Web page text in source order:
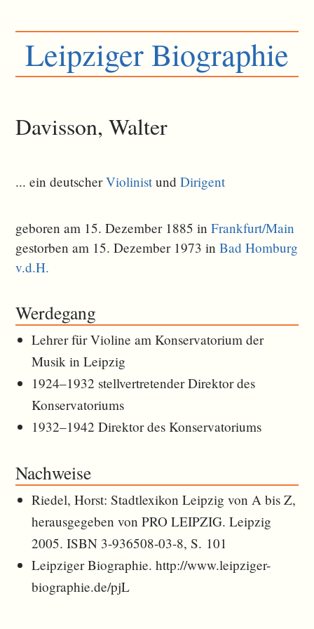
Leipziger Biographie
Davisson, Walter
... ein deutscherViolinist undDirigent
geboren am 15. Dezember 1885 inFrankfurt/Main
gestorben am 15. Dezember 1973 inBad Homburg
v.d.H.
Werdegang
Lehrer für Violine am Konservatorium der
Musik in Leipzig
1924–1932 stellvertretender Direktor des
Konservatoriums
1932–1942 Direktor des Konservatoriums
Nachweise
Riedel, Horst: Stadtlexikon Leipzig von A bis Z,
herausgegeben von PRO LEIPZIG. Leipzig
2005. ISBN 3-936508-03-8, S. 101
Leipziger Biographie. http://www.leipziger-
biographie.de/pjL